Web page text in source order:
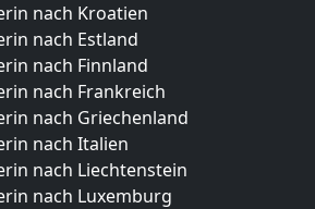
nach Kroatien
nach Estland
nach Finnland
nach Frankreich
nach Griechenland
nach Italien
nach Liechtenstein
nach Luxemburg